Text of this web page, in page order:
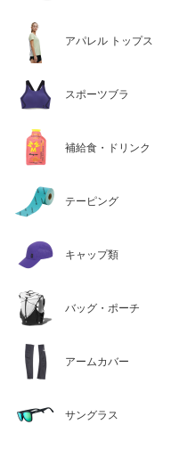
アパレル トップス
スポーツブラ
補給食・ドリンク
テーピング
キャップ類
バッグ・ポーチ
アームカバー
サングラス